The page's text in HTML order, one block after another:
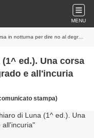
MENU
per dire no al degrado e all'incuria
ed.). Una corsa
e all'incuria
stampa)